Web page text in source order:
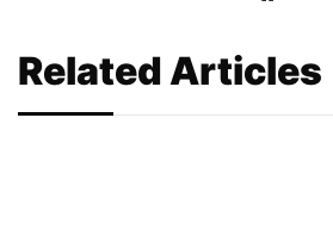
Related Articles